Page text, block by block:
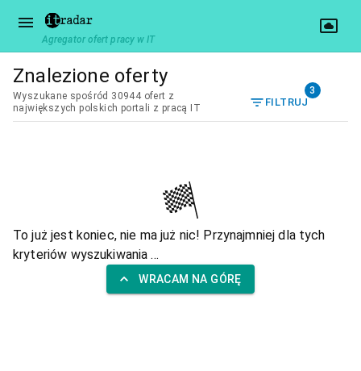
Agregator ofert pracy w IT
Znalezione oferty
Wyszukane spośród 30944 ofert z
największych polskich portali z pracą IT
FILTRUJ
3
To już jest koniec, nie ma już nic! Przynajmniej dla tych
kryteriów wyszukiwania ...
WRACAM NA GÓRĘ